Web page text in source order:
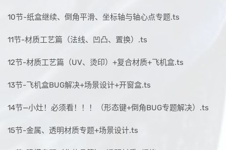
10节-纸盒继续、倒角平滑、坐标轴与轴心点专题.ts
11节-材质工艺篇（法线、凹凸、置换）.ts
12节-材质工艺篇（UV、烫印）+复合材质+飞机盒.ts
13节-飞机盒BUG解决+场景设计+开窗盒.ts
14节—小灶！必须看！！！（形态键+倒角BUG专题解决）.ts
15节-金属、透明材质专题+场景设计.ts